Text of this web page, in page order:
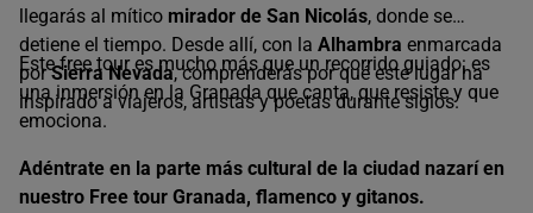
llegarás al mítico mirador de San Nicolás, donde se
detiene el tiempo. Desde allí, con la Alhambra enmarcada
porSierra Nevada, comprenderás por qué este lugar ha
inspirado a viajeros, artistas y poetas durante siglos.
Este free tour es mucho más que un recorrido guiado: es
una inmersión en la Granada que canta, que resiste y que
emociona.
Adéntrate en la parte más cultural de la ciudad nazarí en
nuestro Free tour Granada, flamenco y gitanos.